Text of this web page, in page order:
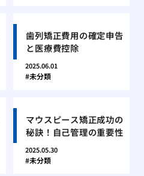
歯列矯正費用の確定申告
と医療費控除
2025.06.01
未分類
マウスピース矯正成功の
秘訣！自己管理の重要性
2025.05.30
未分類